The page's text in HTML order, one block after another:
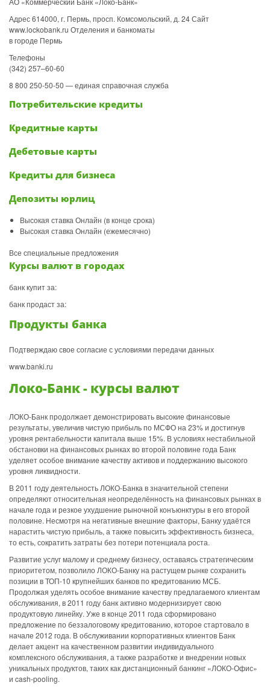
Адрес 614000, г. Пермь, просп. Комсомольский, д. 24 Сайт
www.lockobank.ru Отделения и банкоматы
в городе Пермь
Телефоны
(342) 257–60-60
8 800 250-50-50 — единая справочная служба
Потребительские кредиты
Кредитные карты
Дебетовые карты
Кредиты для бизнеса
Депозиты юрлиц
Высокая ставка Онлайн (в конце срока)
Высокая ставка Онлайн (ежемесячно)
Все специальные предложения
Курсы валют в городах
банк купит за:
банк продаст за:
Продукты банка
Подтверждаю свое согласие с условиями передачи данных
www.banki.ru
Локо-Банк - курсы валют
ЛОКО-Банк продолжает демонстрировать высокие финансовые
результаты, увеличив чистую прибыль по МСФО на 23% и достигнув
уровня рентабельности капитала выше 15%. В условиях нестабильной
обстановки на финансовых рынках во второй половине года Банк
уделяет особое внимание качеству активов и поддержанию высокого
уровня ликвидности.
В 2011 году деятельность ЛОКО-Банка в значительной степени
определяют относительная неопределённость на финансовых рынках в
начале года и резкое ухудшение рыночной конъюнктуры в его второй
половине. Несмотря на негативные внешние факторы, Банку удаётся
нарастить чистую прибыль, а также повысить эффективность бизнеса,
то есть, сократить затраты без потери потенциала роста.
Развитие услуг малому и среднему бизнесу, оставаясь стратегическим
приоритетом, позволило ЛОКО-Банку на растущем рынке сохранить
позиции в ТОП-10 крупнейших банков по кредитованию МСБ.
Продолжая уделять особое внимание качеству предлагаемого клиентам
обслуживания, в 2011 году банк активно модернизирует свою
продуктовую линейку. Уже в конце 2011 года сформировано
предложение по беззалоговому кредитованию, которое стартовало в
начале 2012 года. В обслуживании корпоративных клиентов Банк
делает акцент на качественном развитии индивидуального
комплексного обслуживания, а также разработке и внедрении новых
уникальных продуктов, таких как дистанционный банкинг «ЛОКО-Офис»
и cash-pooling.